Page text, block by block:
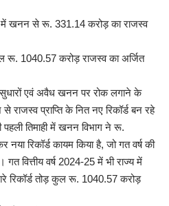
में खनन से रू. 331.14 करोड़ का राजस्व
कुल रू. 1040.57 करोड़ राजस्व का अर्जित
एवं अवैध खनन पर रोक लगाने के
प्राप्ति के नित नए रिकॉर्ड बन रहे
पहली तिमाही में खनन विभाग ने रू.
रिकॉर्ड कायम किया है, जो गत वर्ष की
वित्तीय वर्ष 2024-25 में भी राज्य में
रिकॉर्ड तोड़ कुल रू. 1040.57 करोड़